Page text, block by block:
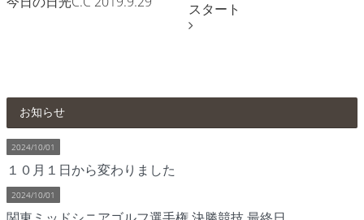
スタート
お知らせ
2024/10/01
１０月１日から変わりました
2024/10/01